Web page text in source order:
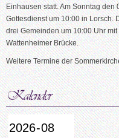
Einhausen statt. Am Sonntag
Gottesdienst um 10:00 in Lorsch.
drei Gemeinden um 10:00 Uhr
Wattenheimer Brücke.
Weitere Termine der